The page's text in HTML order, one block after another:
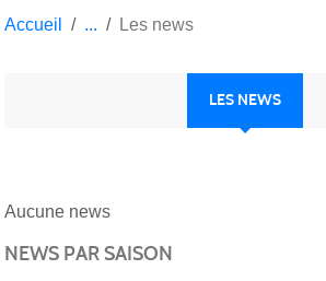
Accueil Les news
LES NEWS
Aucune news
NEWS PAR SAISON